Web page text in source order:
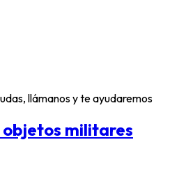
llámanos y te ayudaremos
militares